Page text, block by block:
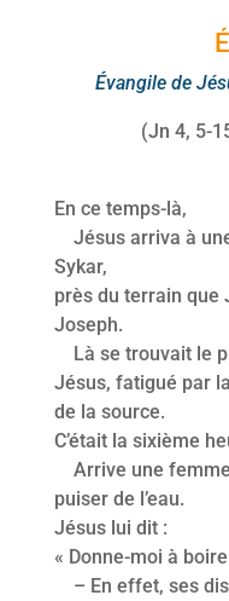
Évangile de
(Jn 4, 5-
En ce temps-là,
Jésus arriva à
Sykar,
près du terrain que
Joseph.
Là se trouvait le
Jésus, fatigué par
de la source.
C’était la sixième
Arrive une
puiser de l’eau.
Jésus lui dit :
« Donne-moi à
– En effet, ses